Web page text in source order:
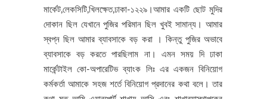
মার্কেট,লেকসিটি,খিলক্ষেত,ঢাকা-১২২৯।আমার একটি ছোট মুদির
দোকান ছিল যেখানে পুজির পরিমান ছিল খুবই সামান্য। আমার
স্বপ্ন ছিল আমার ব্যাবসাকে বড় করা । কিন্তু পুজির অভাবে
ব্যাবসাকে বড় করতে পারছিলাম না। এমন সময় দি ঢাকা
মার্কেন্টাইল কো-অপারেটিভ ব্যাংক লিঃ এর একজন বিনিয়োগ
কর্মকর্তা আমাকে সহজ শর্তে বিনিয়োগ প্রদানের কথা বলে। তার